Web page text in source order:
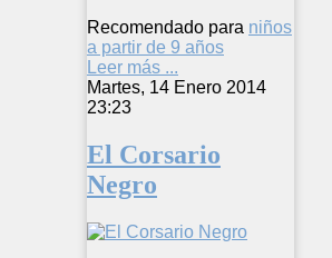
Recomendado para niños
a partir de 9 años
Leer más ...
Martes, 14 Enero 2014
23:23
El Corsario
Negro